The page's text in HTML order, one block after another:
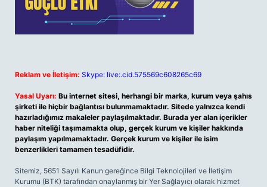
Reklam ve İletişim: Skype: live:.cid.575569c608265c69
Yasal Uyarı: Bu internet sitesi, herhangi bir marka, kurum veya şahıs
şirketi ile hiçbir bağlantısı bulunmamaktadır. Sitede yalnızca kendi
hazırladığımız makaleler paylaşılmaktadır. Burada yer alan içerikler
haber niteliği taşımamakta olup, gerçek kurum ve kişiler hakkında
paylaşım yapılmamaktadır. Gerçek kurum ve kişiler ile isim
benzerlikleri tamamen tesadüfidir.
Sitemiz, 5651 Sayılı Kanun gereğince Bilgi Teknolojileri ve İletişim
Kurumu (BTK) tarafından onaylanmış bir Yer Sağlayıcı olarak hizmet